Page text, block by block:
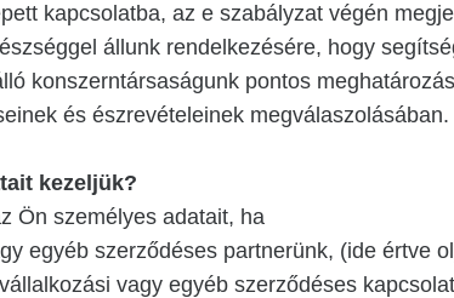
kapcsolatba, az e szabályzat végén
állunk rendelkezésére, hogy
konszerntársaságunk pontos
és észrevételeinek megválaszolásában.
kezeljük?
Ön személyes adatait, ha
egyéb szerződéses partnerünk, (ide értve
vagy egyéb szerződéses